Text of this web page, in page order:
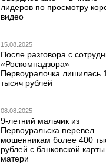
лидеров по просмотру
видео
15.08.2025
После разговора с
«Роскомнадзора»
Первоуралочка лишилась
тысяч рублей
08.08.2025
9-летний мальчик из
Первоуральска перевел
мошенникам более 400
рублей с банковской карты
матери